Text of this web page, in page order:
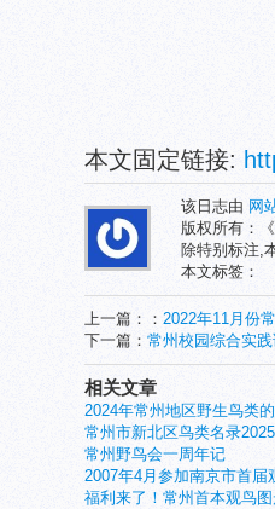
本文固定链接:
该日志由 网
版权所有：《
除特别标注,
本文标签：
上一篇：： 2022年11月份
下一篇： 常州校园综合实
相关文章
2024年常州地区野生鸟类
常州市新北区鸟类名录
常州野鸟会一周年记
2007年4月参加南京市首届
福利来了！常州首本观鸟